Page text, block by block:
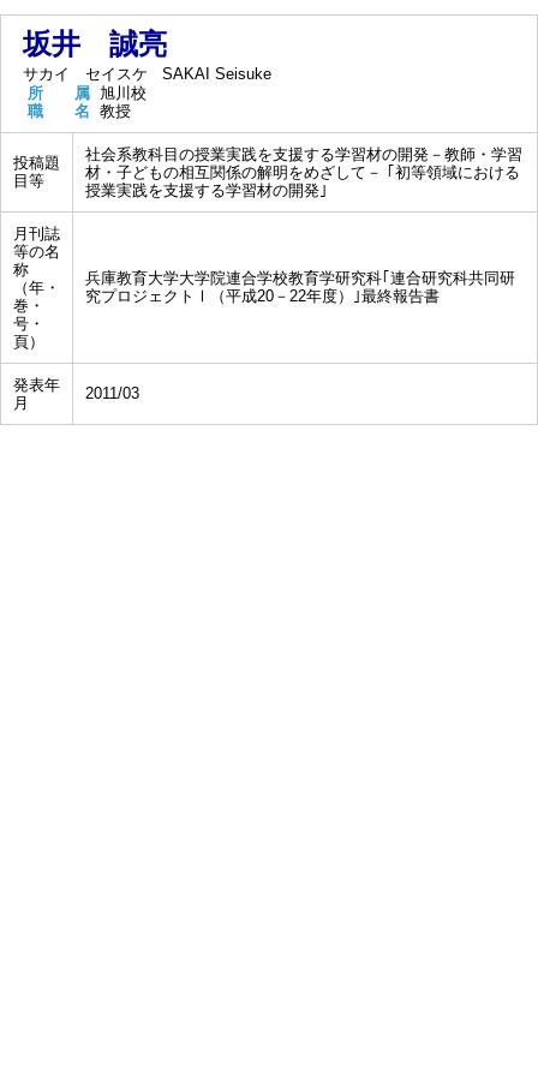
坂井 誠亮
サカイ セイスケ
SAKAI Seisuke
所 属 旭川校
職 名 教授
投稿題
目等
社会系教科目の授業実践を支援する学習材の開発－教師・学習
材・子どもの相互関係の解明をめざして－ ｢初等領域における
授業実践を支援する学習材の開発｣
月刊誌
等の名
称
（年・
巻・
号・
頁）
兵庫教育大学大学院連合学校教育学研究科｢連合研究科共同研
究プロジェクトⅠ（平成20－22年度）｣最終報告書
発表年
月
2011/03